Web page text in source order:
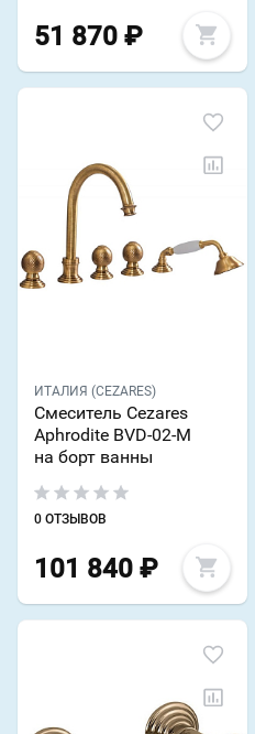
51 870 ₽
ИТАЛИЯ (CEZARES)
Смеситель Cezares
Aphrodite BVD-02-M
на борт ванны
0 ОТЗЫВОВ
101 840 ₽